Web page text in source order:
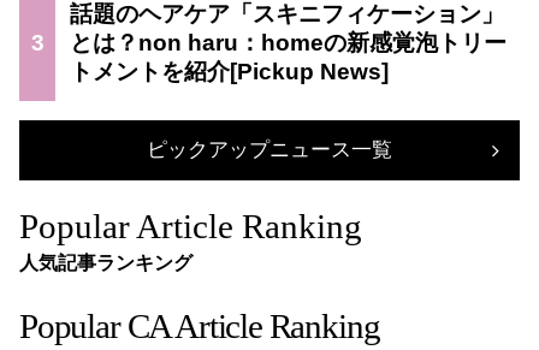
3
話題のヘアケア「スキニフィケーション」
とは？non haru：homeの新感覚泡トリー
トメントを紹介
ピックアップニュース一覧
Popular Article Ranking
人気記事ランキング
Popular CA Article Ranking